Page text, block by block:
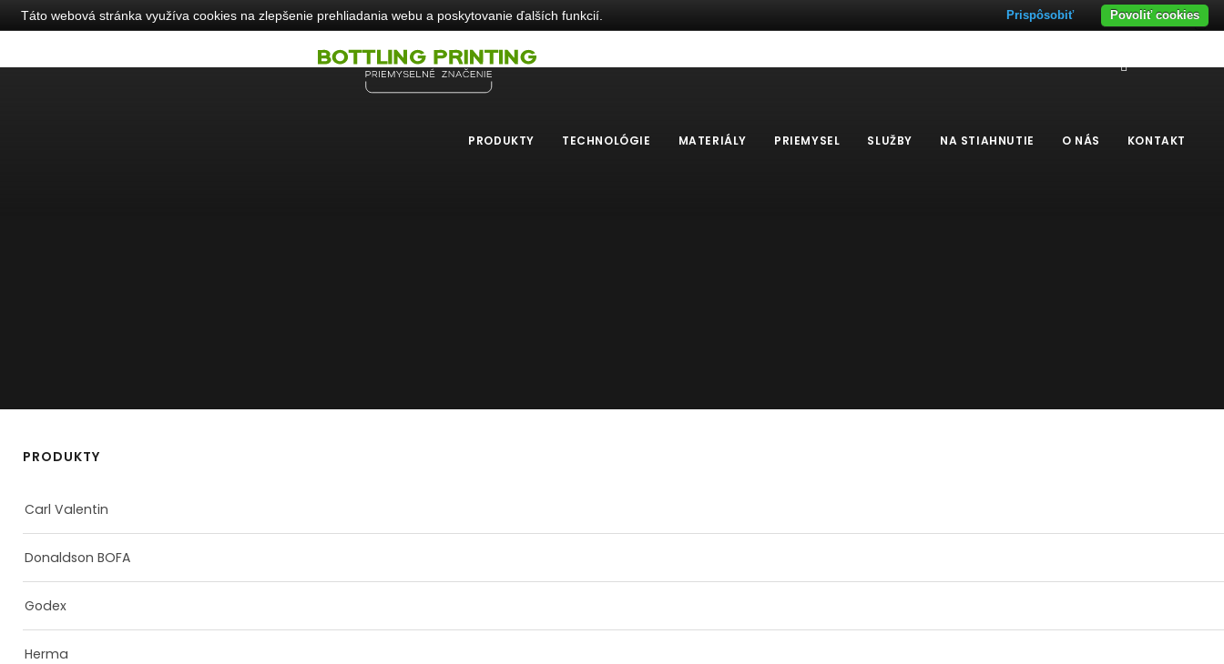
PRODUKTY TECHNOLÓGIE MATERIÁLY PRIEMYSEL SLUŽBY NA STIAHNUTIE O NÁS KONTAKT
PRODUKTY
Carl Valentin
Donaldson BOFA
Godex
Herma
×
Táto webová stránka využíva cookies na zlepšenie prehliadania webu a poskytovanie ďalších funkcií. Povoliť cookies
Prispôsobiť